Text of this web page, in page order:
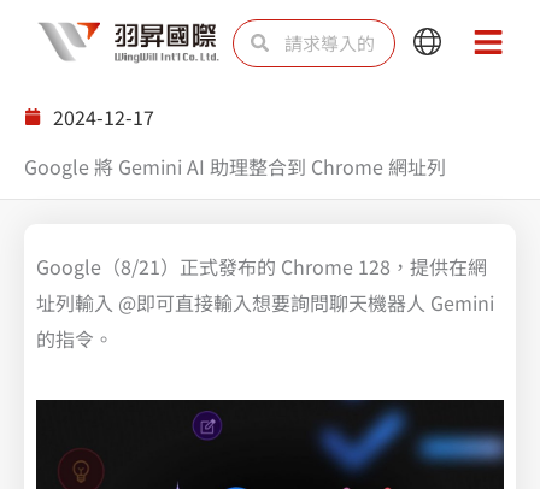
SearchSearch
Main
Main
2024-12-17
Google 將 Gemini AI 助理整合到 Chrome 網址列
Google（8/21）正式發布的 Chrome 128，提供在網
址列輸入 @即可直接輸入想要詢問聊天機器人 Gemini
的指令。